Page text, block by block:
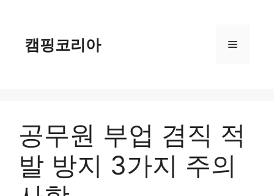
캠핑코리아 메
공무원 부업 겸직 적
발 방지 3가지 주의